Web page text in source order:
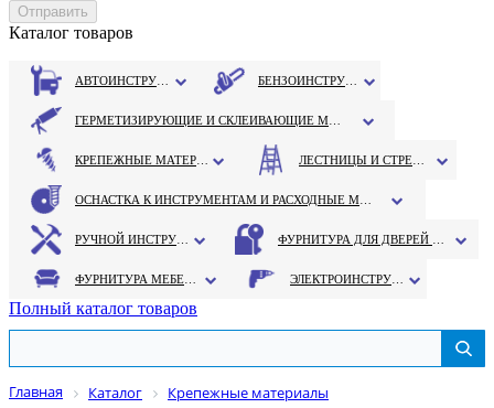
Каталог товаров
Полный каталог товаров
Главная Каталог
Крепежные материалы